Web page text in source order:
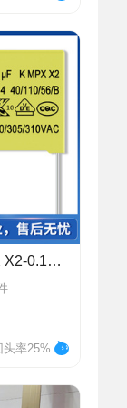
智旭安规电容 MPX X2-0.1UF/310V 安规X2电容 厂家直销 质量保证
头率25%